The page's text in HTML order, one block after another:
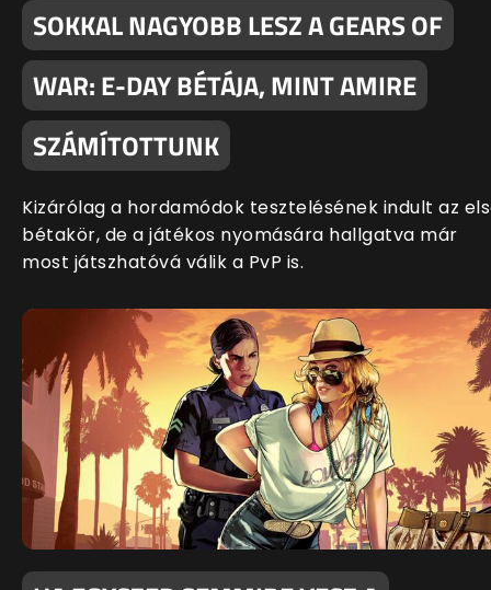
SOKKAL NAGYOBB LESZ A GEARS OF
WAR: E-DAY BÉTÁJA, MINT AMIRE
SZÁMÍTOTTUNK
Kizárólag a hordamódok tesztelésének indult az
bétakör, de a játékos nyomására hallgatva már
most játszhatóvá válik a PvP is.